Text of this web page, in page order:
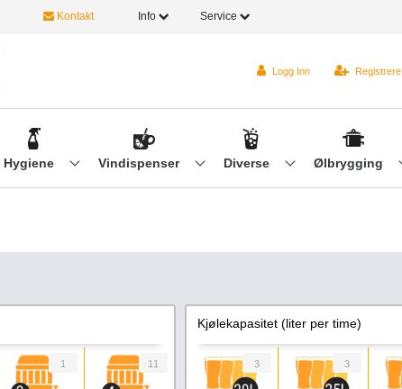
Kontakt Info Service
Logg Inn Registrere
Hygiene Vindispenser Diverse Ølbrygging
1 11
Kjølekapasitet (liter per time)
3 3